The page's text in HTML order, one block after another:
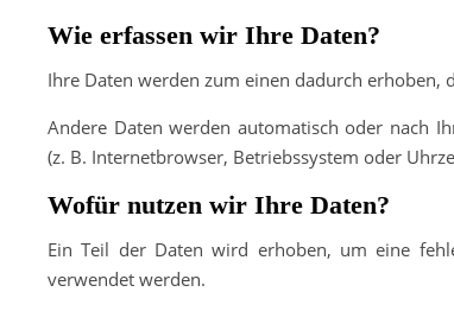
Wie erfassen wir Ihre Daten?
Ihre Daten werden zum einen dadurch erhoben,
Andere Daten werden automatisch oder nach
(z. B. Internetbrowser, Betriebssystem oder
Wofür nutzen wir Ihre Daten?
Ein Teil der Daten wird erhoben, um eine
verwendet werden.